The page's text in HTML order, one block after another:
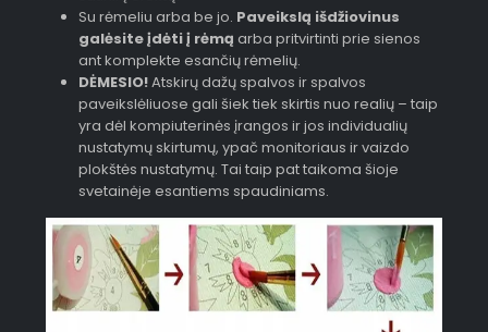
Su rėmeliu arba be jo. Paveikslą išdžiovinus
galėsite įdėti į rėmą arba pritvirtinti prie sienos
ant komplekte esančių rėmelių.
DĖMESIO!Atskirų dažų spalvos ir spalvos
paveikslėliuose gali šiek tiek skirtis nuo realių – taip
yra dėl kompiuterinės įrangos ir jos individualių
nustatymų skirtumų, ypač monitoriaus ir vaizdo
plokštės nustatymų. Tai taip pat taikoma šioje
svetainėje esantiems spaudiniams.